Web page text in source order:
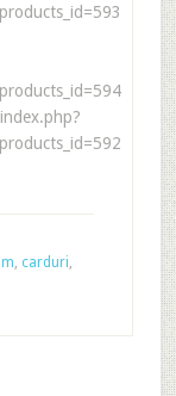
carduri